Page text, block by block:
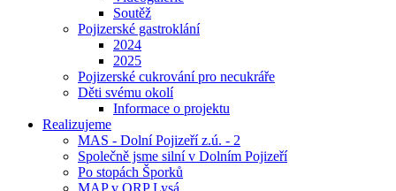
Soutěž
Pojizerské gastroklání
2024
2025
Pojizerské cukrování pro necukráře
Děti svému okolí
Informace o projektu
Realizujeme
MAS - Dolní Pojizeří z.ú. - 2
Společně jsme silní v Dolním Pojizeří
Po stopách Šporků
MAP v ORP Lysá